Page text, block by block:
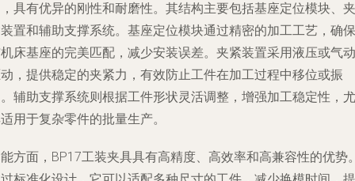
具有优异的刚性和耐磨性。其结构主要包括基座定位模块、夹
置和辅助支撑系统。基座定位模块通过精密的加工工艺，确保
床基座的完美匹配，减少安装误差。夹紧装置采用液压或气动
，提供稳定的夹紧力，有效防止工件在加工过程中移位或振
辅助支撑系统则根据工件形状灵活调整，增强加工稳定性，尤
用于复杂零件的批量生产。
方面，BP17工装夹具具有高精度、高效率和高兼容性的优势